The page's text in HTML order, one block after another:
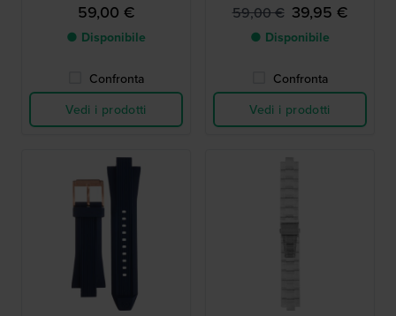
59,00 €
● Disponibile
Confronta
Vedi i prodotti
59,00 € 39,95 €
● Disponibile
Confronta
Vedi i prodotti